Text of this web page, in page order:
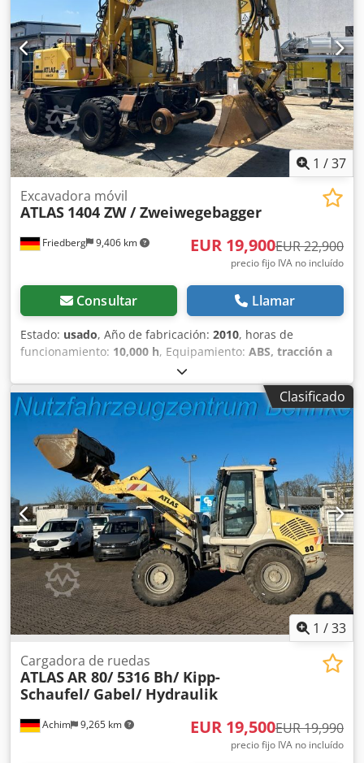
1 /37
Friedberg 9,406 km
Excavadora móvil
ATLAS 1404 ZW / Zweiwegebagger
EUR 19,900EUR 22,900
precio fijo IVA no incluído
Consultar Llamar
Estado: usado, Año de fabricación: 2010, horas de
funcionamiento: 10,000 h, Equipamiento: ABS, tracción a
, * Atlas 1404 ZW, excavadora para
trabajos en dos direcciones * Año de fabricación: 2010 *
Horas de funcionamiento: 10.000 h * Placas hidráulicas
Cjdpfx Ajzf T Uvsa Eerf * Cámara de visión trasera * Más
imágenes y vídeos disponibles a través de WhatsApp *
Salvo error y omisión; sujeto a venta previa.
Clasificado
1 /33
Achim 9,265 km
Cargadora de ruedas
ATLASAR 80/ 5316 Bh/ Kipp-
Schaufel/ Gabel/ Hydraulik
EUR 19,500EUR 19,990
precio fijo IVA no incluído